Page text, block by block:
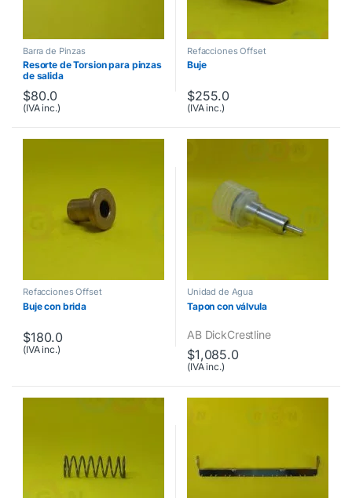
Barra de Pinzas
Resorte de Torsion para pinzas
de salida
$80.0
(IVA inc.)
Refacciones Offset
Buje
$255.0
(IVA inc.)
Refacciones Offset
Buje con brida
$180.0
(IVA inc.)
Unidad de Agua
Tapon con válvula
AB DickCrestline
$1,085.0
(IVA inc.)